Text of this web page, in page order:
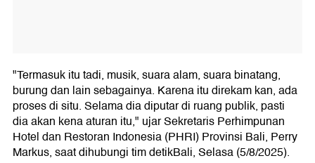
"Termasuk itu tadi, musik, suara alam, suara binatang,
burung dan lain sebagainya. Karena itu direkam kan, ada
proses di situ. Selama dia diputar di ruang publik, pasti
dia akan kena aturan itu," ujar Sekretaris Perhimpunan
Hotel dan Restoran Indonesia (PHRI) Provinsi Bali, Perry
Markus, saat dihubungi tim detikBali, Selasa (5/8/2025).